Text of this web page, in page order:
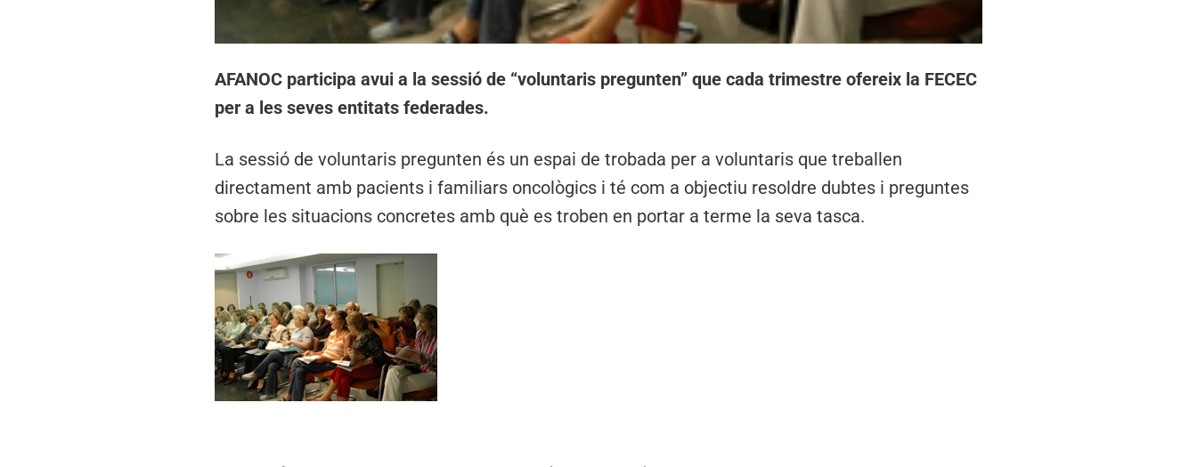
AFANOC participa avui a la sessió de “voluntaris pregunten” que cada trimestre ofereix la FECEC
per a les seves entitats federades.
La sessió de voluntaris pregunten és un espai de trobada per a voluntaris que treballen
directament amb pacients i familiars oncològics i té com a objectiu resoldre dubtes i preguntes
sobre les situacions concretes amb què es troben en portar a terme la seva tasca.